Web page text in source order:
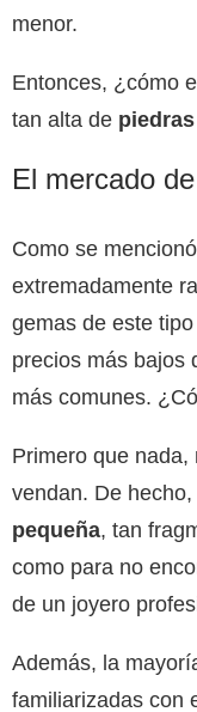
menor.
Entonces, ¿cómo
tan alta de
El mercado
Como se
extremadamente
gemas de este
precios más bajos
más comunes.
Primero que
vendan. De hecho,
pequeña, tan
como para no
de un joyero
Además, la
familiarizadas con